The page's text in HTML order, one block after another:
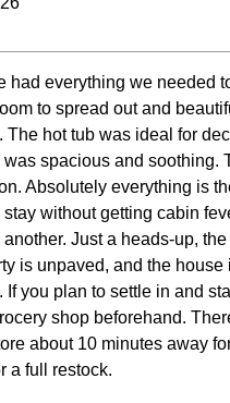
had everything we needed
to spread out and
The hot tub was ideal for
spacious and soothing.
Absolutely everything is
without getting cabin
Just a heads‑up,
is unpaved, and the house
If you plan to settle in and
shop beforehand.
about 10 minutes away
a full restock.